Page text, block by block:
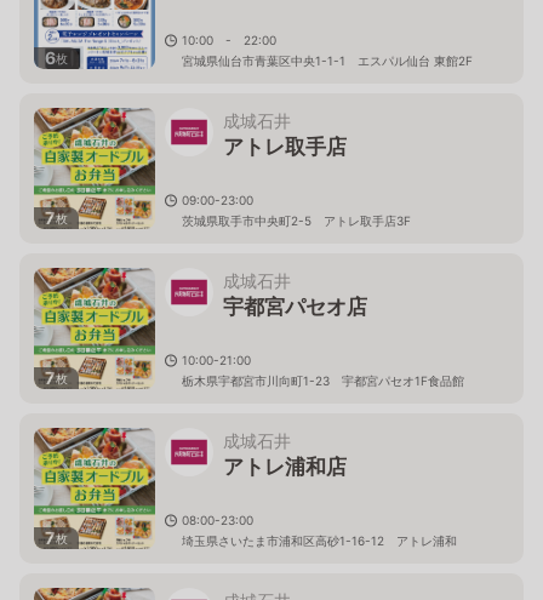
6枚
10:00 - 22:00
宮城県仙台市青葉区中央1-1-1 エスパル仙台 東館2F
7枚
成城石井
アトレ取手店
09:00-23:00
茨城県取手市中央町2-5 アトレ取手店3F
7枚
成城石井
宇都宮パセオ店
10:00-21:00
栃木県宇都宮市川向町1-23 宇都宮パセオ1F食品館
7枚
成城石井
アトレ浦和店
08:00-23:00
埼玉県さいたま市浦和区高砂1-16-12 アトレ浦和